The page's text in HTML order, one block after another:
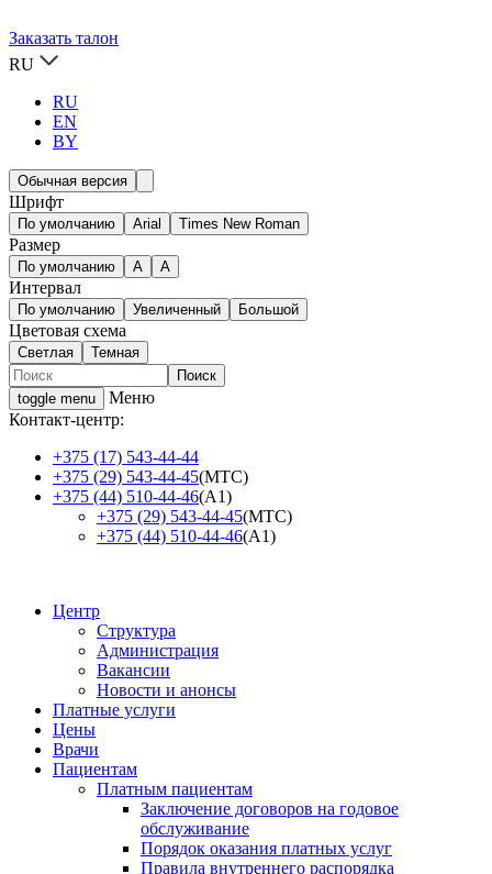
Заказать талон
RU
RU
EN
BY
Обычная версия
Шрифт
По умолчанию Arial Times New Roman
Размер
По умолчанию A A
Интервал
По умолчанию Увеличенный Большой
Цветовая схема
Светлая Темная
toggle menu
Меню
Контакт-центр:
+375 (17) 543-44-44
+375 (29) 543-44-45(МТС)
+375 (44) 510-44-46(А1)
+375 (29) 543-44-45(МТС)
+375 (44) 510-44-46(А1)
Центр
Структура
Администрация
Вакансии
Новости и анонсы
Платные услуги
Цены
Врачи
Пациентам
Платным пациентам
Заключение договоров на годовое
обслуживание
Порядок оказания платных услуг
Правила внутреннего распорядка